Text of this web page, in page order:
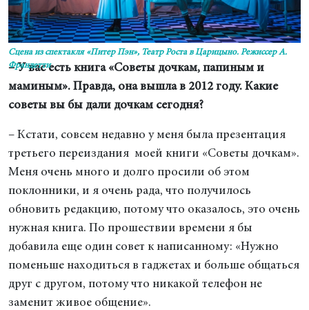
Сцена из спектакля «Питер Пэн», Театр Роста в Царицыно. Режиссер А.
Франдетти
– У вас есть книга «Советы дочкам, папиным и
маминым». Правда, она вышла в 2012 году. Какие
советы вы бы дали дочкам сегодня?
– Кстати, совсем недавно у меня была презентация
третьего переиздания моей книги «Советы дочкам».
Меня очень много и долго просили об этом
поклонники, и я очень рада, что получилось
обновить редакцию, потому что оказалось, это очень
нужная книга. По прошествии времени я бы
добавила еще один совет к написанному: «Нужно
поменьше находиться в гаджетах и больше общаться
друг с другом, потому что никакой телефон не
заменит живое общение».